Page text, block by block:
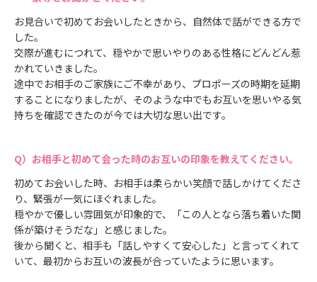
お見合いで初めてお会いしたときから、自然体で話ができる方で
した。
交際が進むにつれて、穏やかで思いやりのある性格にどんどん惹
かれていきました。
途中でお相手のご家族にご不幸があり、プロポーズの時期を延期
することになりましたが、そのような中でもお互いを思いやる気
持ちを確認できたのが今では大切な思い出です。
お相手と初めて会った時のお互いの印象を教えてください。
初めてお会いした時、お相手は柔らかい笑顔で話しかけてくださ
り、緊張が一気にほぐれました。
穏やかで優しい雰囲気が印象的で、「この人となら落ち着いた関
係が築けそうだな」と感じました。
後から聞くと、相手も「話しやすくて安心した」と言ってくれて
いて、最初からお互いの波長が合っていたように思います。